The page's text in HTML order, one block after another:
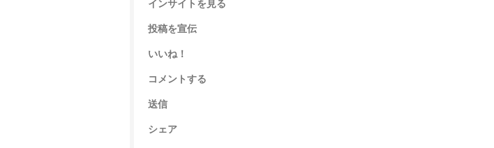
インサイトを見る
投稿を宣伝
いいね！
コメントする
送信
シェア